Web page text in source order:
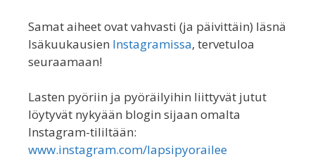
Samat aiheet ovat vahvasti (ja päivittäin) läsnä
Isäkuukausien Instagramissa, tervetuloa
seuraamaan!
Lasten pyöriin ja pyöräilyihin liittyvät jutut
löytyvät nykyään blogin sijaan omalta
Instagram-tililtään:
www.instagram.com/lapsipyorailee